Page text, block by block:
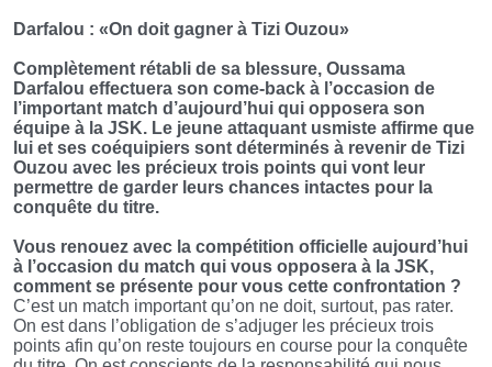
Darfalou : «On doit gagner à Tizi Ouzou»
Complètement rétabli de sa blessure, Oussama
Darfalou effectuera son come-back à l’occasion de
l’important match d’aujourd’hui qui opposera son
équipe à la JSK. Le jeune attaquant usmiste affirme que
lui et ses coéquipiers sont déterminés à revenir de Tizi
Ouzou avec les précieux trois points qui vont leur
permettre de garder leurs chances intactes pour la
conquête du titre.
Vous renouez avec la compétition officielle aujourd’hui
à l’occasion du match qui vous opposera à la JSK,
comment se présente pour vous cette confrontation ?
C’est un match important qu’on ne doit, surtout, pas rater.
On est dans l’obligation de s’adjuger les précieux trois
points afin qu’on reste toujours en course pour la conquête